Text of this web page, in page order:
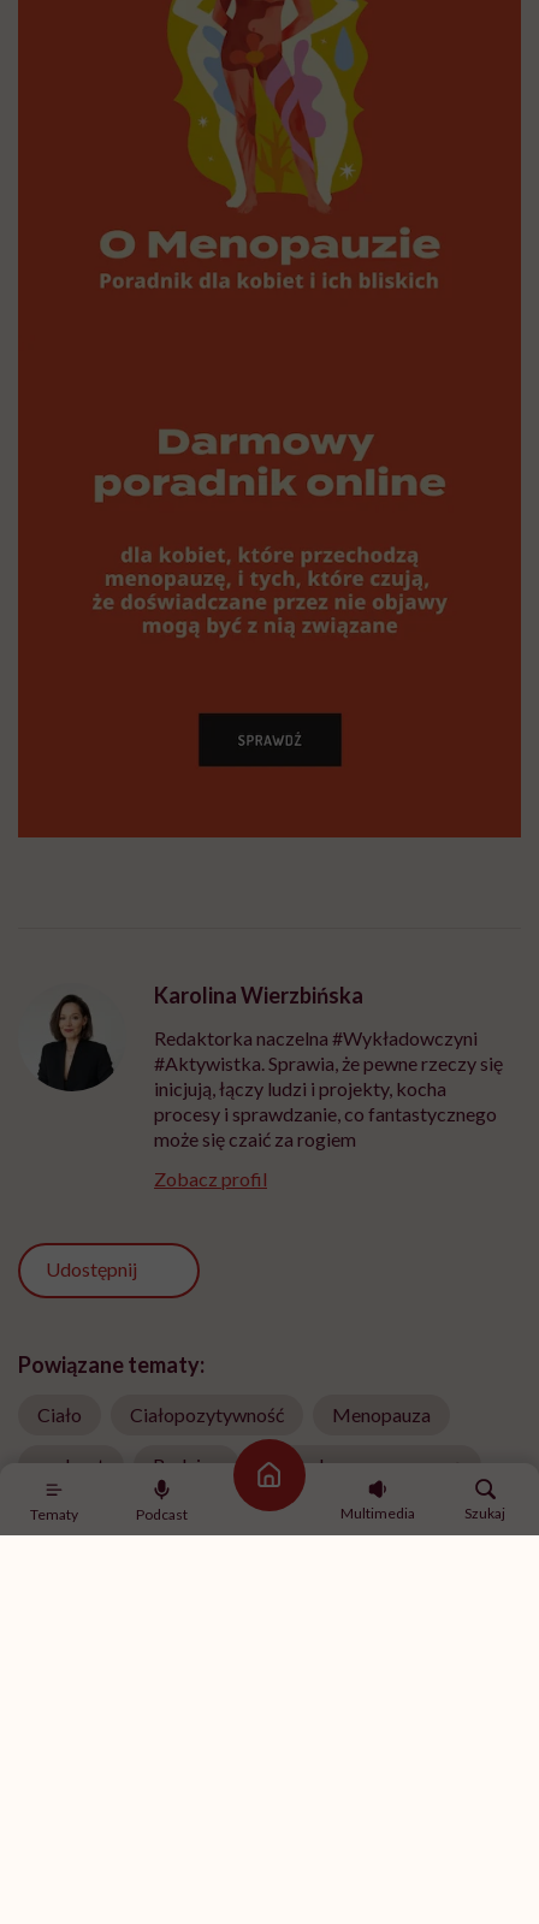
Tematy Podcast
Strona główna
Multimedia
Szukaj
Karolina Wierzbińska
Redaktorka naczelna #Wykładowczyni
#Aktywistka. Sprawia, że pewne rzeczy się
inicjują, łączy ludzi i projekty, kocha
procesy i sprawdzanie, co fantastycznego
może się czaić za rogiem
Zobacz profil
Udostępnij
Powiązane tematy:
Ciało Ciałopozytywność Menopauza
podcast Rodzice Sposoby na menopauzę